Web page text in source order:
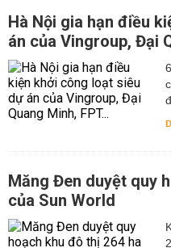
Hà Nội gia hạn điều
án của Vingroup, Đại
Măng Đen duyệt quy
của Sun World